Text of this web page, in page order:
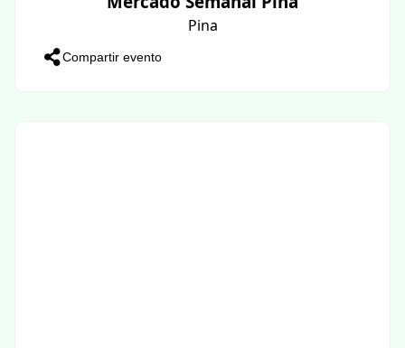
Pina
Compartir evento